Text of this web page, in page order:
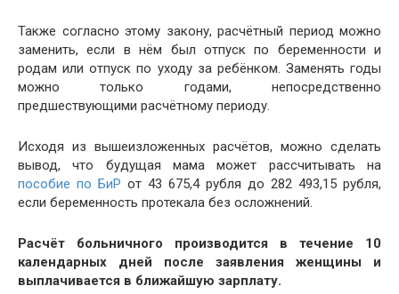
Также согласно этому закону, расчётный период можно
заменить, если в нём был отпуск по беременности и
родам или отпуск по уходу за ребёнком. Заменять годы
можно только годами, непосредственно
предшествующими расчётному периоду.
Исходя из вышеизложенных расчётов, можно сделать
вывод, что будущая мама может рассчитывать на
пособие по БиР от 43 675,4 рубля до 282 493,15 рубля,
если беременность протекала без осложнений.
Расчёт больничного производится в течение 10
календарных дней после заявления женщины и
выплачивается в ближайшую зарплату.